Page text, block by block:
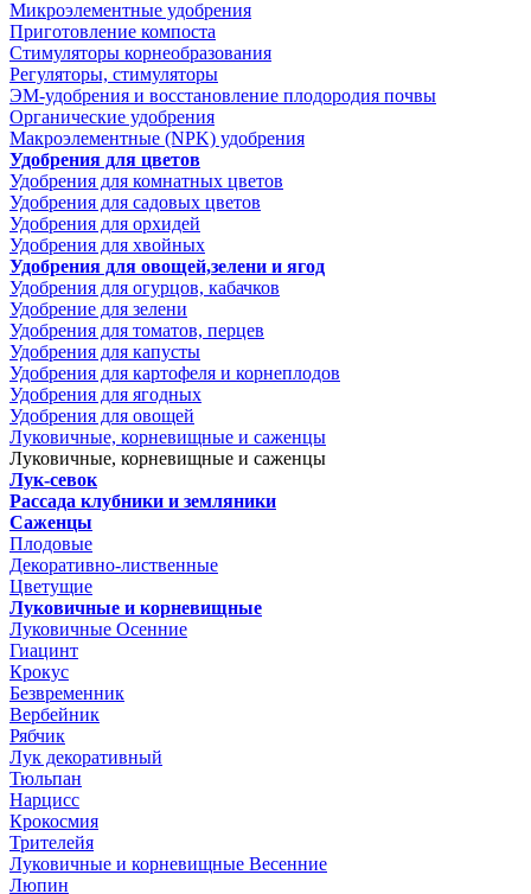
Микроэлементные удобрения
Приготовление компоста
Стимуляторы корнеобразования
Регуляторы, стимуляторы
ЭМ-удобрения и восстановление плодородия почвы
Органические удобрения
Макроэлементные (NPK) удобрения
Удобрения для цветов
Удобрения для комнатных цветов
Удобрения для садовых цветов
Удобрения для орхидей
Удобрения для хвойных
Удобрения для овощей,зелени и ягод
Удобрения для огурцов, кабачков
Удобрение для зелени
Удобрения для томатов, перцев
Удобрения для капусты
Удобрения для картофеля и корнеплодов
Удобрения для ягодных
Удобрения для овощей
Луковичные, корневищные и саженцы
Луковичные, корневищные и саженцы
Лук-севок
Рассада клубники и земляники
Саженцы
Плодовые
Декоративно-лиственные
Цветущие
Луковичные и корневищные
Луковичные Осенние
Гиацинт
Крокус
Безвременник
Вербейник
Рябчик
Лук декоративный
Тюльпан
Нарцисс
Крокосмия
Трителейя
Луковичные и корневищные Весенние
Люпин